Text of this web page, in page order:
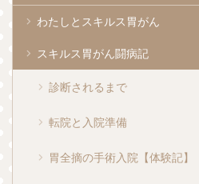
わたしとスキルス胃がん
スキルス胃がん闘病記
診断されるまで
転院と入院準備
胃全摘の手術入院【体験記】